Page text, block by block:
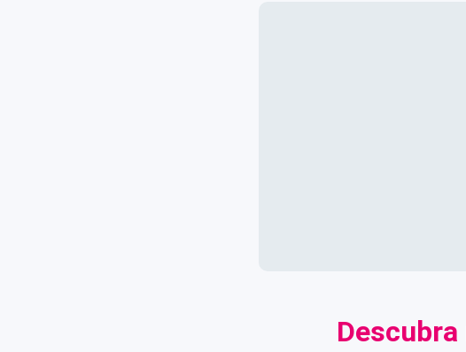
Descubra